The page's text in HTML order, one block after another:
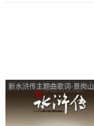
新水浒传主题曲歌词-景岗山